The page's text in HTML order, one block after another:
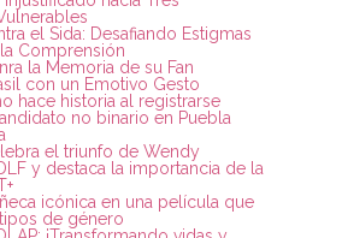
el Sida: Desafiando Estigmas
Comprensión
la Memoria de su Fan
con un Emotivo Gesto
hace historia al registrarse
no binario en Puebla
el triunfo de Wendy
y destaca la importancia de la
icónica en una película que
de género